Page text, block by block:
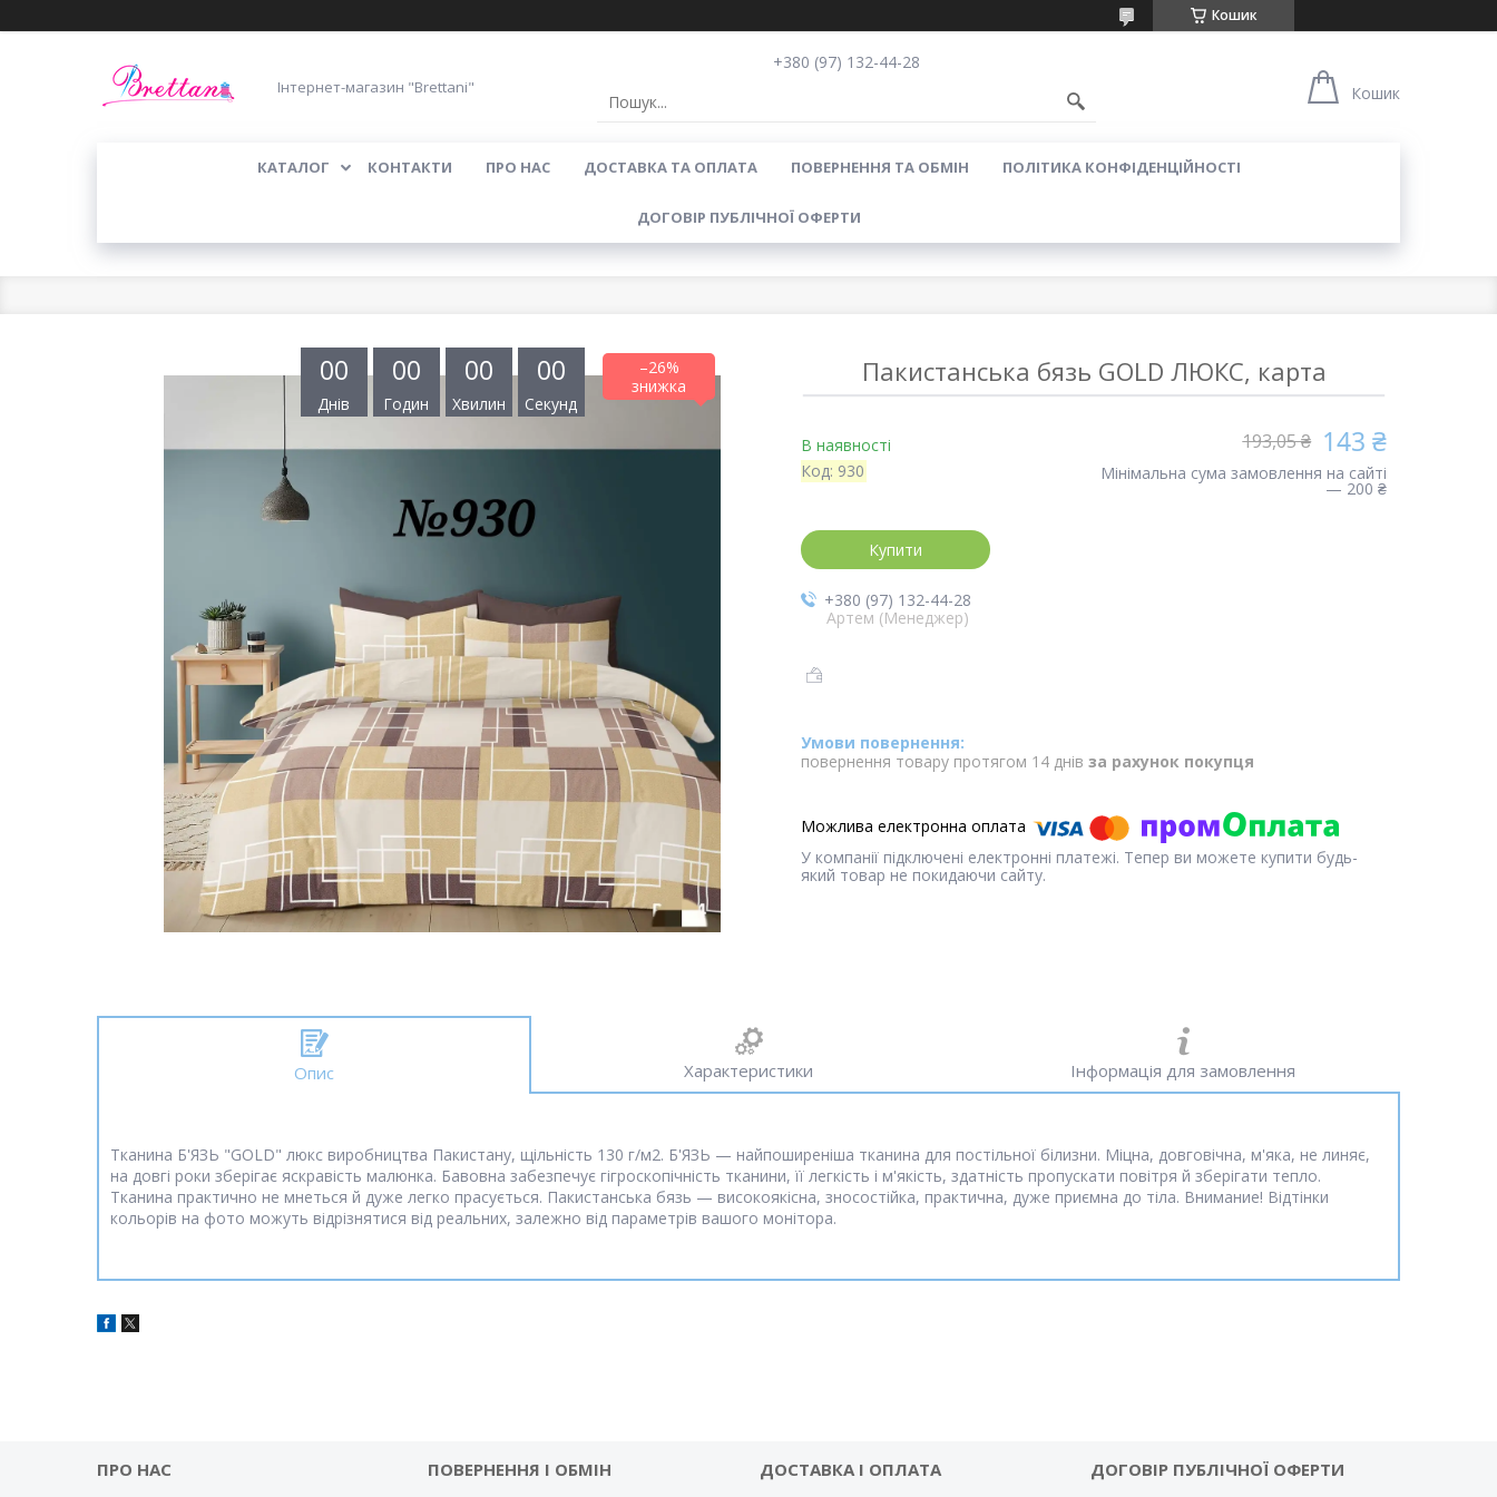
Кошик
Інтернет-магазин "Brettani"
+380 (97) 132-44-28
Кошик
КАТАЛОГ КОНТАКТИ ПРО НАС ДОСТАВКА ТА ОПЛАТА ПОВЕРНЕННЯ ТА ОБМІН ПОЛІТИКА КОНФІДЕНЦІЙНОСТІ
ДОГОВІР ПУБЛІЧНОЇ ОФЕРТИ
–26%
00
Днів
00
Годин
00
Хвилин
00
Секунд
Пакистанська бязь GOLD ЛЮКС, карта
В наявності
Код: 930
193,05 ₴ 143 ₴
Мінімальна сума замовлення на сайті
— 200 ₴
Купити
+380 (97) 132-44-28
Артем (Менеджер)
повернення товару протягом 14 днів за рахунок покупця
У компанії підключені електронні платежі. Тепер ви можете купити будь-
який товар не покидаючи сайту.
Опис Характеристики Інформація для замовлення
Тканина Б'ЯЗЬ "GOLD" люкс виробництва Пакистану, щільність 130 г/м2. Б'ЯЗЬ — найпоширеніша тканина для постільної білизни. Міцна, довговічна, м'яка, не линяє,
на довгі роки зберігає яскравість малюнка. Бавовна забезпечує гігроскопічність тканини, її легкість і м'якість, здатність пропускати повітря й зберігати тепло.
Тканина практично не мнеться й дуже легко прасується. Пакистанська бязь — високоякісна, зносостійка, практична, дуже приємна до тіла. Внимание! Відтінки
кольорів на фото можуть відрізнятися від реальних, залежно від параметрів вашого монітора.
ПРО НАС ПОВЕРНЕННЯ І ОБМІН ДОСТАВКА І ОПЛАТА ДОГОВІР ПУБЛІЧНОЇ ОФЕРТИ